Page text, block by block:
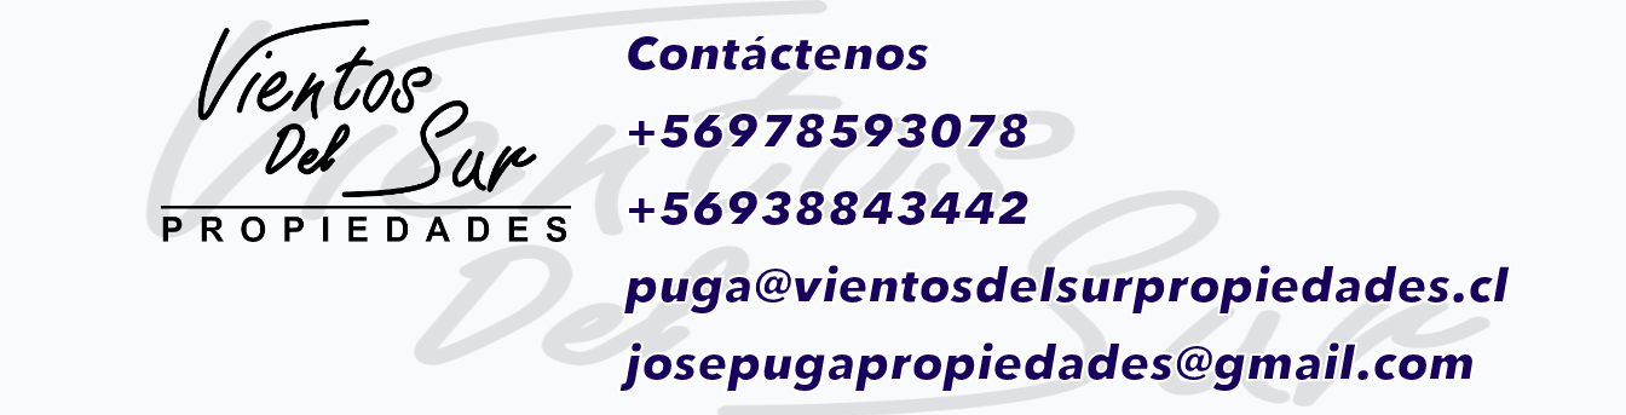
Contáctenos
+56978593078
+56938843442
puga@vientosdelsurpropiedades.cl
josepugapropiedades@gmail.com